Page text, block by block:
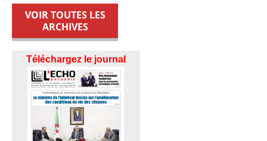
VOIR TOUTES LES
ARCHIVES